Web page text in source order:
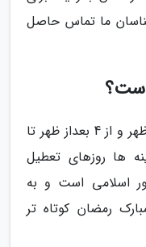
ما تماس حاصل
ساعات کاری معمولاً از 8 صبح تا 12 ظهر و از 4 بعداز ظهر تا
ها روزهای تعطیل
اسلامی است و به
رمضان کوتاه تر